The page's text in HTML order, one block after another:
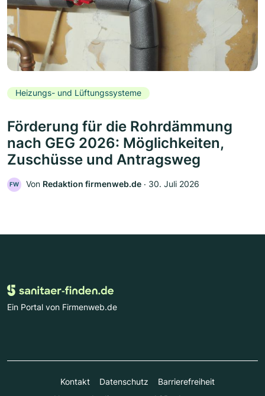
Heizungs- und Lüftungssysteme
Förderung für die Rohrdämmung
nach GEG 2026: Möglichkeiten,
Zuschüsse und Antragsweg
FW Von Redaktion firmenweb.de ‧ 30. Juli 2026
Ein Portal von Firmenweb.de
Kontakt Datenschutz
Barrierefreiheit